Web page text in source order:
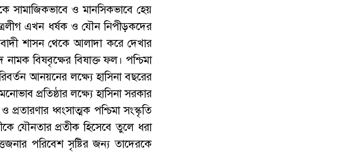
সামাজিকভাবে ও মানসিকভাবে হেয়
এখন ধর্ষক ও যৌন নিপীড়কদের
শাসন থেকে আলাদা করে দেখার
বিষবৃক্ষের বিষাক্ত ফল। পশ্চিমা
আনয়নের লক্ষ্যে হাসিনা বছরের
প্রতিষ্ঠার লক্ষ্যে হাসিনা সরকার
ধ্বংসাত্মক পশ্চিমা সংস্কৃতি
যৌনতার প্রতীক হিসেবে তুলে ধরা
পরিবেশ সৃষ্টির জন্য তাদেরকে